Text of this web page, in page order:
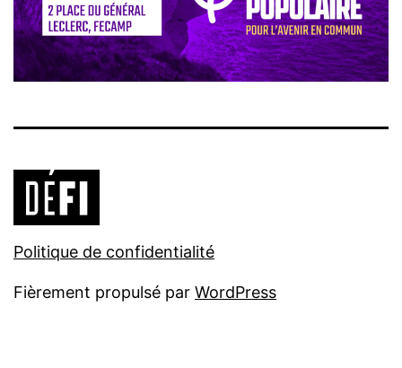
Politique de confidentialité
Fièrement propulsé par WordPress